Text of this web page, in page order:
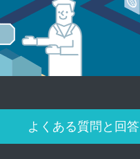
よくある質問と回答